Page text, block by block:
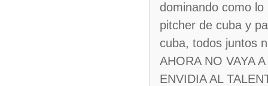
dominando como
pitcher de cuba y
cuba, todos juntos
AHORA NO VAYA
ENVIDIA AL